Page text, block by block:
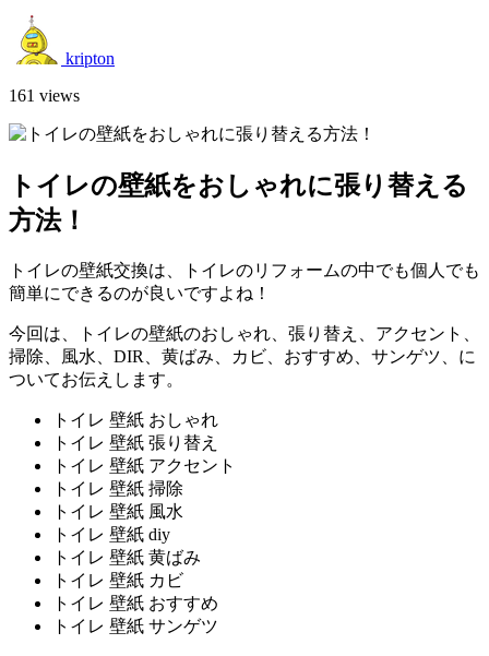
kripton
161 views
トイレの壁紙をおしゃれに張り替える
方法！
トイレの壁紙交換は、トイレのリフォームの中でも個人でも
簡単にできるのが良いですよね！
今回は、トイレの壁紙のおしゃれ、張り替え、アクセント、
掃除、風水、DIR、黄ばみ、カビ、おすすめ、サンゲツ、に
ついてお伝えします。
トイレ 壁紙 おしゃれ
トイレ 壁紙 張り替え
トイレ 壁紙 アクセント
トイレ 壁紙 掃除
トイレ 壁紙 風水
トイレ 壁紙 diy
トイレ 壁紙 黄ばみ
トイレ 壁紙 カビ
トイレ 壁紙 おすすめ
トイレ 壁紙 サンゲツ